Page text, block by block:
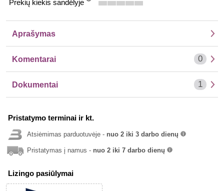
Prekių kiekis sandėlyje
Aprašymas
Komentarai 0
Dokumentai 1
Pristatymo terminai ir kt.
Atsiėmimas parduotuvėje - nuo 2 iki 3 darbo dienų
Pristatymas į namus - nuo 2 iki 7 darbo dienų
Lizingo pasiūlymai